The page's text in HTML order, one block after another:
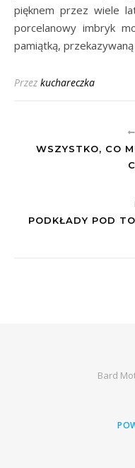
pięknem przez wiele
porcelanowy imbryk
pamiątką,
Przez kuchareczka
WSZYSTKO, CO
PODKŁADY POD
Bard